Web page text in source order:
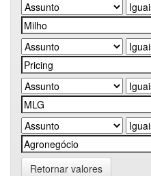
Retornar valores